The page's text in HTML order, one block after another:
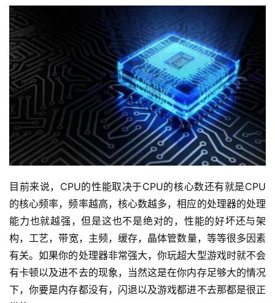
目前来说，CPU的性能取决于CPU的核心数还有就是CPU
的核心频率，频率越高，核心数越多，相应的处理器的处理
能力也就越强，但是这也不是绝对的，性能的好坏还与架
构， 工艺，带宽， 主频， 缓存， 晶体管数量，等等很多因素
有关。如果你的处理器非常强大，你玩超大型游戏时就不会
有卡顿以及进不去的现象，当然这是在你内存足够大的情况
下，你要是内存都没有，闪退以及游戏都进不去那都是很正